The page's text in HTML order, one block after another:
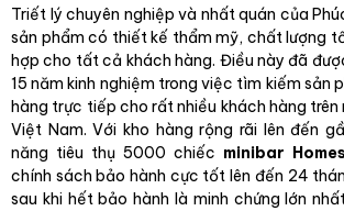
Triết lý chuyên nghiệp và nhất quán của
sản phẩm có thiết kế thẩm mỹ, chất lượng
hợp cho tất cả khách hàng. Điều này đã
15 năm kinh nghiệm trong việc tìm kiếm sản
hàng trực tiếp cho rất nhiều khách hàng trên
Việt Nam. Với kho hàng rộng rãi lên đến
năng tiêu thụ 5000 chiếc minibar
chính sách bảo hành cực tốt lên đến 24
sau khi hết bảo hành là minh chứng lớn